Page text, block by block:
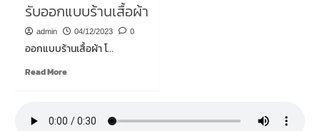
รับออกแบบร้านเสื้อผ้า
admin 04/12/2023 0
ออกแบบร้านเสื้อผ้า โ...
Read MoreRead
ออกแบบ